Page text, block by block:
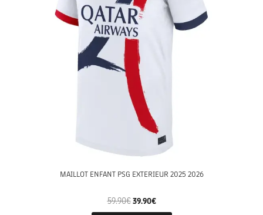
MAILLOT ENFANT PSG EXTERIEUR 2025 2026
59.90€ 39.90€